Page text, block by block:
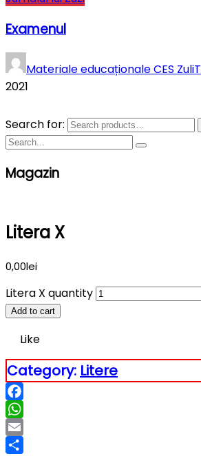
Examenul
Materiale educaționale CES
2021
Search for:
Magazin
Litera X
0,00lei
Litera X quantity
Add to cart
Like
Category: Litere
Facebook
WhatsApp
Email